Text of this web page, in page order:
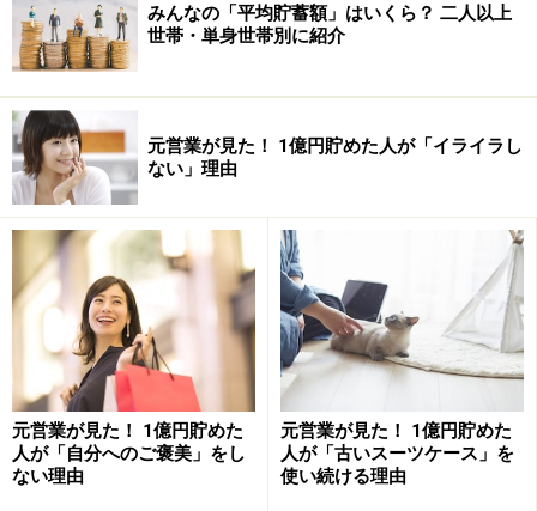
団です。「やめられない！ 止まらない！」の状態になり
やすく、外食三昧・スナック三昧の食生活は、自制心を
みんなの「平均貯蓄額」はいくら？ 二人以上
世帯・単身世帯別に紹介
元営業が見た！ 1億円貯めた人が「イライラし
ない」理由
元営業が見た！ 1億円貯めた
人が「自分へのご褒美」をし
ない理由
元営業が見た！ 1億円貯めた
人が「古いスーツケース」を
使い続ける理由